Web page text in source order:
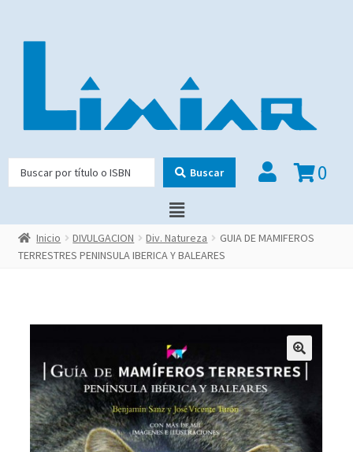
Buscar 0
Inicio DIVULGACION Div. Natureza
GUIA DE MAMIFEROS
TERRESTRES PENINSULA IBERICA Y BALEARES